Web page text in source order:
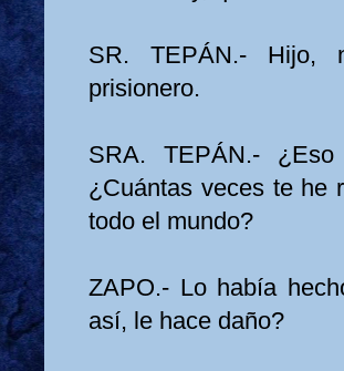
SR. TEPÁN.- Hijo,
prisionero.
SRA. TEPÁN.-
¿Cuántas veces te he
todo el mundo?
ZAPO.- Lo había
así, le hace daño?